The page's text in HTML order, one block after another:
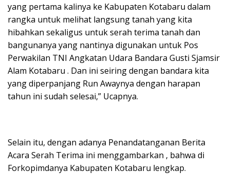
yang pertama kalinya ke Kabupaten Kotabaru dalam
rangka untuk melihat langsung tanah yang kita
hibahkan sekaligus untuk serah terima tanah dan
bangunanya yang nantinya digunakan untuk Pos
Perwakilan TNI Angkatan Udara Bandara Gusti Sjamsir
Alam Kotabaru . Dan ini seiring dengan bandara kita
yang diperpanjang Run Awaynya dengan harapan
tahun ini sudah selesai,” Ucapnya.
Selain itu, dengan adanya Penandatanganan Berita
Acara Serah Terima ini menggambarkan , bahwa di
Forkopimdanya Kabupaten Kotabaru lengkap.